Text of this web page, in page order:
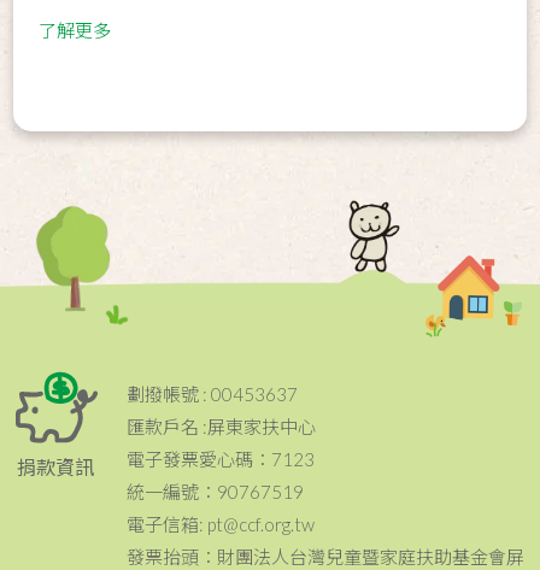
了解更多
捐款資訊
劃撥帳號 : 00453637
匯款戶名 :屏東家扶中心
電子發票愛心碼：7123
統一編號：90767519
電子信箱: pt@ccf.org.tw
發票抬頭：財團法人台灣兒童暨家庭扶助基金會屏